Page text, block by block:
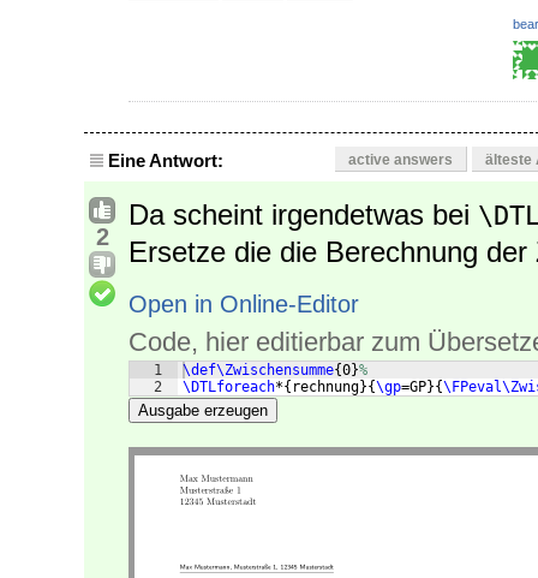
Eine Antwort: active answers älteste
2
Da scheint irgendetwas bei
Ersetze die die Berechnung
Open in Online-Editor
Code, hier editierbar zum
1
2
\def\Zwischensumme{0}%
\DTLforeach*{ rechnung}{\gp=GP}{
Ausgabe erzeugen